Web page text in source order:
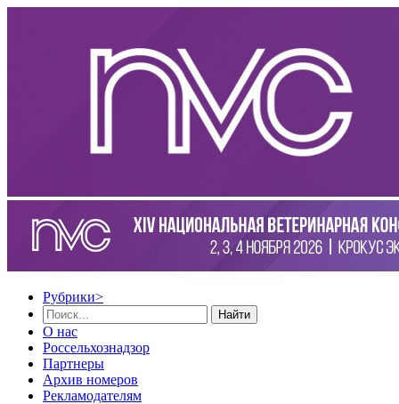
Рубрики>
Найти
О нас
Россельхознадзор
Партнеры
Архив номеров
Рекламодателям